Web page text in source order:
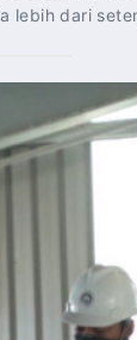
lebih dari